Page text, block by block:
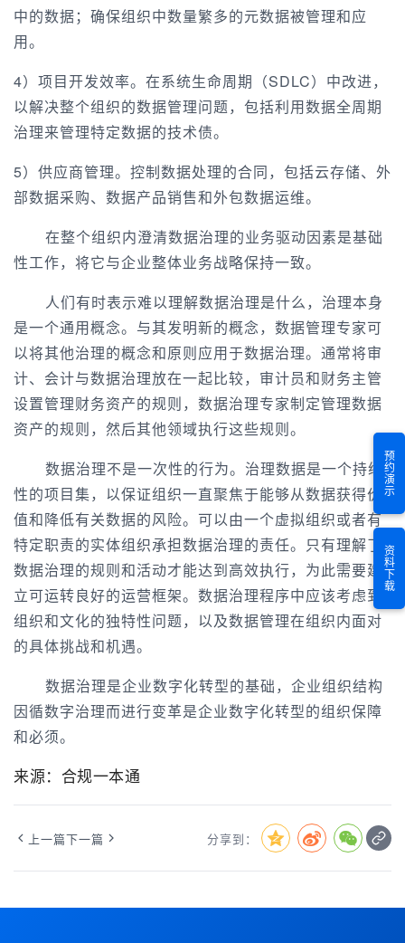
中的数据；确保组织中数量繁多的元数据被管理和应
用。
4）项目开发效率。在系统生命周期（SDLC）中改进，
以解决整个组织的数据管理问题，包括利用数据全周期
治理来管理特定数据的技术债。
5）供应商管理。控制数据处理的合同，包括云存储、外
部数据采购、数据产品销售和外包数据运维。
在整个组织内澄清数据治理的业务驱动因素是基础
性工作，将它与企业整体业务战略保持一致。
人们有时表示难以理解数据治理是什么，治理本身
是一个通用概念。与其发明新的概念，数据管理专家可
以将其他治理的概念和原则应用于数据治理。通常将审
计、会计与数据治理放在一起比较，审计员和财务主管
设置管理财务资产的规则，数据治理专家制定管理数据
资产的规则，然后其他领域执行这些规则。
数据治理不是一次性的行为。治理数据是一个持续
性的项目集，以保证组织一直聚焦于能够从数据获得价
值和降低有关数据的风险。可以由一个虚拟组织或者有
特定职责的实体组织承担数据治理的责任。只有理解了
数据治理的规则和活动才能达到高效执行，为此需要建
立可运转良好的运营框架。数据治理程序中应该考虑到
组织和文化的独特性问题，以及数据管理在组织内面对
的具体挑战和机遇。
数据治理是企业数字化转型的基础，企业组织结构
因循数字治理而进行变革是企业数字化转型的组织保障
和必须。
来源：合规一本通
上一篇下一篇 分享到：
预约演示
资料下载